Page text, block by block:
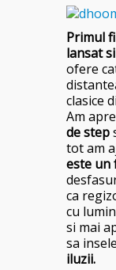
Primul
lansat
ofere
clasice
Am
de step
tot am
este un
ca
cu
si mai
sa
iluzii.